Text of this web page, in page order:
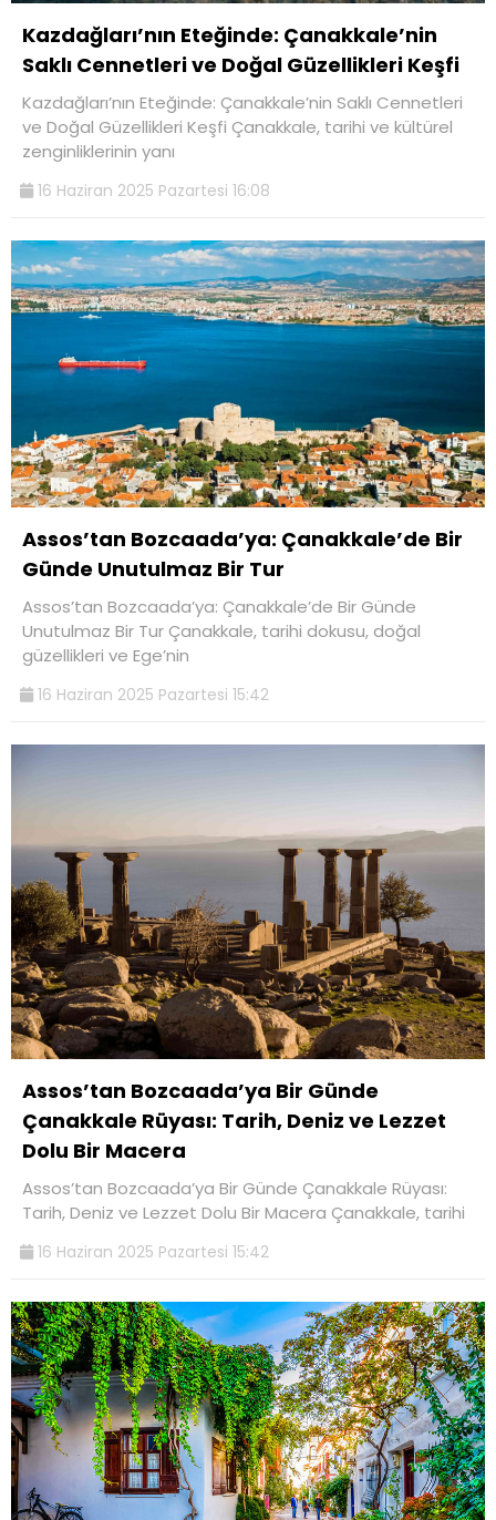
Kazdağları’nın Eteğinde: Çanakkale’nin
Saklı Cennetleri ve Doğal Güzellikleri Keşfi
Kazdağları’nın Eteğinde: Çanakkale’nin Saklı Cennetleri
ve Doğal Güzellikleri Keşfi Çanakkale, tarihi ve kültürel
zenginliklerinin yanı
16 Haziran 2025 Pazartesi 16:08
Assos’tan Bozcaada’ya: Çanakkale’de Bir
Günde Unutulmaz Bir Tur
Assos’tan Bozcaada’ya: Çanakkale’de Bir Günde
Unutulmaz Bir Tur Çanakkale, tarihi dokusu, doğal
güzellikleri ve Ege’nin
16 Haziran 2025 Pazartesi 15:42
Assos’tan Bozcaada’ya Bir Günde
Çanakkale Rüyası: Tarih, Deniz ve Lezzet
Dolu Bir Macera
Assos’tan Bozcaada’ya Bir Günde Çanakkale Rüyası:
Tarih, Deniz ve Lezzet Dolu Bir Macera Çanakkale, tarihi
16 Haziran 2025 Pazartesi 15:42